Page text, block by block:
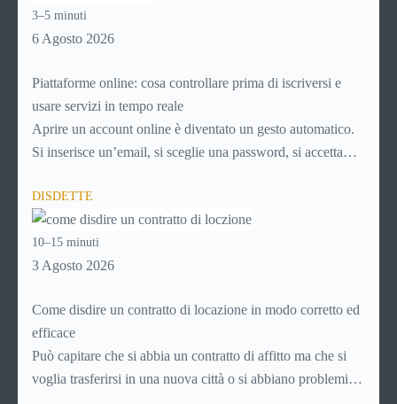
3–5 minuti
6 Agosto 2026
Piattaforme online: cosa controllare prima di iscriversi e
usare servizi in tempo reale
Aprire un account online è diventato un gesto automatico.
Si inserisce un’email, si sceglie una password, si accetta
avviene in pochi minuti, spesso senza che ci si fermi a
capire dove si sta entrando.
DISDETTE
10–15 minuti
3 Agosto 2026
Come disdire un contratto di locazione in modo corretto ed
efficace
Può capitare che si abbia un contratto di affitto ma che si
voglia trasferirsi in una nuova città o si abbiano problemi a